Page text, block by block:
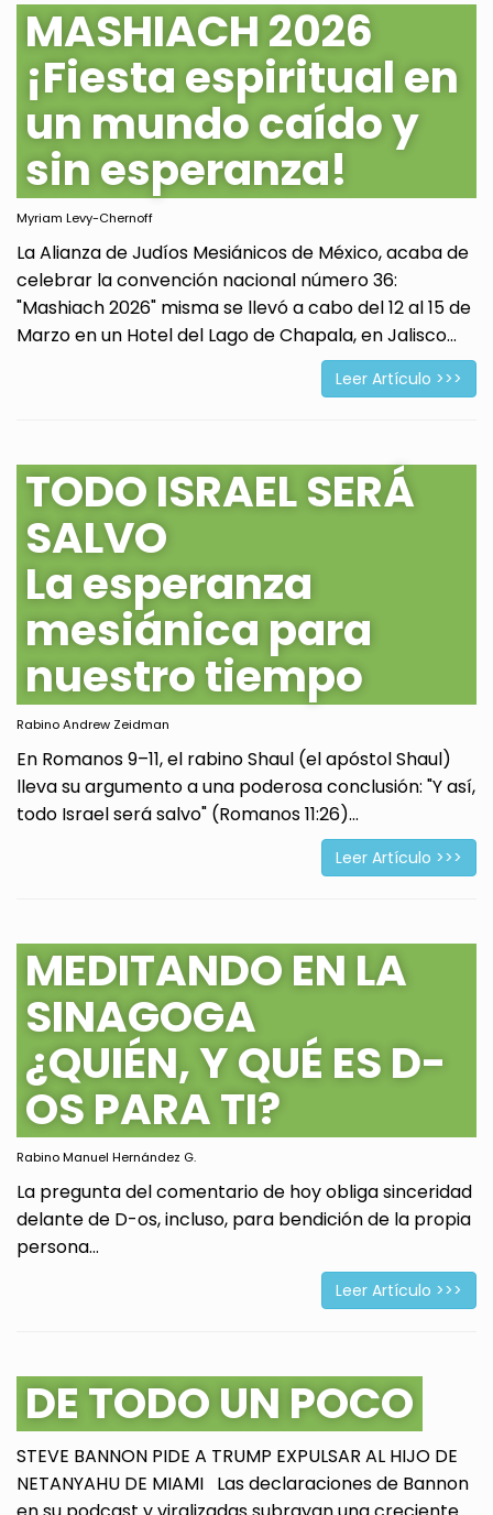
MASHIACH 2026
¡Fiesta espiritual en
un mundo caído y
sin esperanza!
Myriam Levy-Chernoff
La Alianza de Judíos Mesiánicos de México, acaba de
celebrar la convención nacional número 36:
"Mashiach 2026" misma se llevó a cabo del 12 al 15 de
Marzo en un Hotel del Lago de Chapala, en Jalisco...
Leer Artículo >>>
TODO ISRAEL SERÁ
SALVO
La esperanza
mesiánica para
nuestro tiempo
Rabino Andrew Zeidman
En Romanos 9–11, el rabino Shaul (el apóstol Shaul)
lleva su argumento a una poderosa conclusión: "Y así,
todo Israel será salvo" (Romanos 11:26)...
Leer Artículo >>>
MEDITANDO EN LA
SINAGOGA
¿QUIÉN, Y QUÉ ES D-
OS PARA TI?
Rabino Manuel Hernández G.
La pregunta del comentario de hoy obliga sinceridad
delante de D-os, incluso, para bendición de la propia
persona...
Leer Artículo >>>
DE TODO UN POCO
STEVE BANNON PIDE A TRUMP EXPULSAR AL HIJO DE
NETANYAHU DE MIAMI Las declaraciones de Bannon